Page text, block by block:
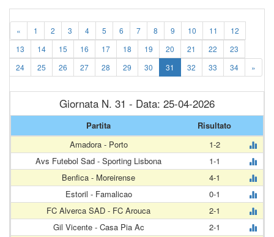
« 1 2 3 4 5 6 7 8 9 10 11
12
13
14 15 16 17 18 19 20 21 22
23
24
25 26 27 28 29 30 31 32 33 34 »
Giornata N. 31 - Data: 25-04-2026
Partita
Risultato
Amadora - Porto
1-2
Avs Futebol Sad - Sporting Lisbona
1-1
Benfica - Moreirense
4-1
Estoril - Famalicao
0-1
FC Alverca SAD - FC Arouca
2-1
Gil Vicente - Casa Pia Ac
2-1